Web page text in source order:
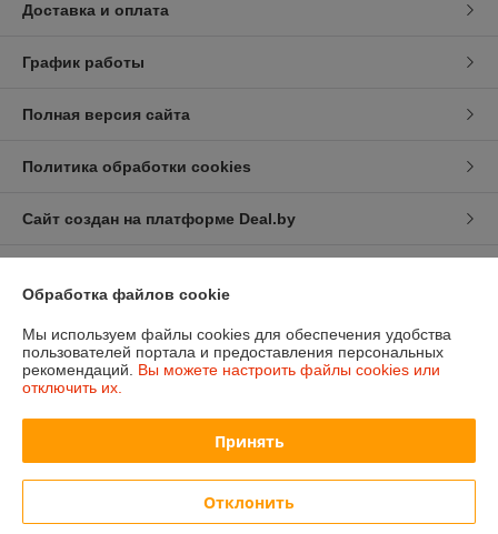
Доставка и оплата
График работы
Полная версия сайта
Политика обработки cookies
Сайт создан на платформе Deal.by
Информация для покупателя
Минск. Ул. Седых 36-25
Регистрационный номер ЕГР: 193806782
Регистрационный орган: Мингорисполком
Обработка файлов cookie
Мы используем файлы cookies для обеспечения удобства
пользователей портала и предоставления персональных
рекомендаций. Вы можете настроить файлы cookies или
отключить их.
Принять
Отклонить